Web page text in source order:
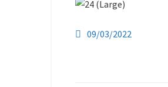
09/03/2022